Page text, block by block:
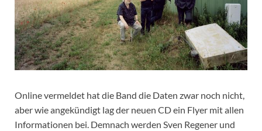
Online vermeldet hat die Band die Daten zwar noch nicht,
aber wie angekündigt lag der neuen CD ein Flyer mit allen
Informationen bei. Demnach werden Sven Regener und